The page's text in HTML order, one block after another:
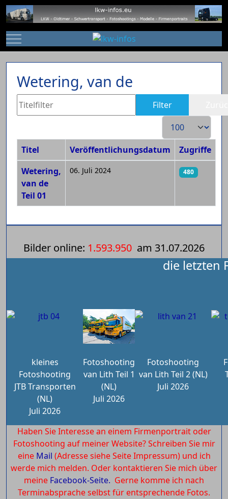
Mobile Menu Toggle
Wetering, van de
Titelfilter Filter
Anzeige #
Beiträge
Titel Veröffentlichungsdatum
Zugriffe
Wetering,
van de
Teil 01
06. Juli 2024 480
Bilder online: 1.593.950 am 31.07.2026
die letzten
kleines
Fotoshooting
JTB Transporten
(NL)
Juli 2026
Fotoshooting
van Lith Teil 1
(NL)
Juli 2026
Fotoshooting
van Lith Teil 2 (NL)
Juli 2026
Haben Sie Interesse an einem Firmenportrait oder
Fotoshooting auf meiner Website? Schreiben Sie mir
eine Mail (Adresse siehe Seite Impressum) und ich
werde mich melden. Oder kontaktieren Sie mich über
meine Facebook-Seite. Gerne komme ich nach
Terminabsprache selbst für entsprechende Fotos.